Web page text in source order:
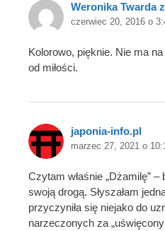
Weronika Twarda
czerwiec 20, 2016 o
Kolorowo, pięknie. Nie ma
od miłości.
japonia-info.pl
marzec 27, 2021 o
Czytam właśnie „Dżamilę”
swoją drogą. Słyszałam
przyczyniła się niejako do
narzeczonych za